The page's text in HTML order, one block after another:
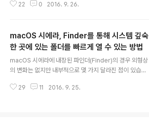
(℃)와 화씨(℉) 중 하나로 설정할 수 있습니다. 애플() 메
0에도 동일한 설정이 추가됐습니다.) 이 설정을 통해 온도
단위를 섭씨에서 화씨로 변경하면, 시리에게 현재 기온을
물어봤을 때 화씨로 온도를 알려줍니다. 알림 센터에 추가
한 날씨 위젯도 마찬가지입니다. 아직은 그 수가 많지 않지
만, 서드파티 앱도 이 설정에 기반해 온도를 표시할 수 있습
니다. 즉, 앱 또는 위젯 등에서 온도 단위를 제각각 설정하
22 0 2016. 9. 26.
macOS 시에라, Finder를 통해 시스템 깊숙
한 곳에 있는 폴더를 빠르게 열 수 있는 방법
macOS 시에라에 내장된 파인더(Finder)의 경우 외형상
의 변화는 없지만 내부적으로 몇 가지 달라진 점이 있습니
지통을 스스로 비우는 옵션이 새로 생겼고, 한 번 사용한 패
29 11 2016. 9. 25.